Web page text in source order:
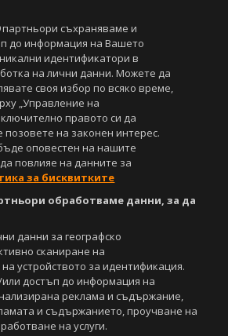
авторското право и сродните му права.
интервюта и други текстови, графични и
в сайта, са собственост на Агенция
е посочено друго. Допуска се
материали само след писмено съгласие на
на източника и добавяне на линк към
на графични и видео материали,
забранено. Нарушителите ще бъдат
на закона.
за:
партньори съхраняваме и
до информация на Вашето
идентификатори в
на лични данни. Можете да
своя избор по всяко време,
„Управление на
правото си да
позовете на законен интерес.
оповестен на нашите
повлияе на данните за
за бисквитките
обработваме данни, за да
данни за географско
сканиране на
устройството за идентификация.
достъп до информация на
реклама и съдържание,
и съдържанието, проучване на
на услуги.